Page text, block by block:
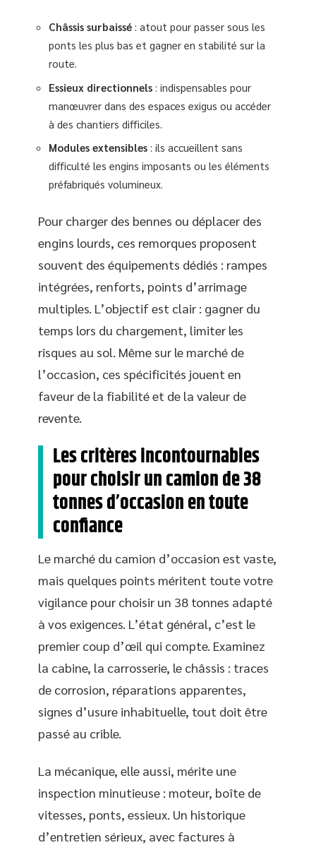
Châssis surbaissé : atout pour passer sous les
ponts les plus bas et gagner en stabilité sur la
route.
Essieux directionnels : indispensables pour
manœuvrer dans des espaces exigus ou accéder
à des chantiers difficiles.
Modules extensibles : ils accueillent sans
difficulté les engins imposants ou les éléments
préfabriqués volumineux.
Pour charger des bennes ou déplacer des
engins lourds, ces remorques proposent
souvent des équipements dédiés : rampes
intégrées, renforts, points d’arrimage
multiples. L’objectif est clair : gagner du
temps lors du chargement, limiter les
risques au sol. Même sur le marché de
l’occasion, ces spécificités jouent en
faveur de la fiabilité et de la valeur de
revente.
Les critères incontournables
pour choisir un camion de 38
tonnes d’occasion en toute
confiance
Le marché du camion d’occasion est vaste,
mais quelques points méritent toute votre
vigilance pour choisir un 38 tonnes adapté
à vos exigences. L’état général, c’est le
premier coup d’œil qui compte. Examinez
la cabine, la carrosserie, le châssis : traces
de corrosion, réparations apparentes,
signes d’usure inhabituelle, tout doit être
passé au crible.
La mécanique, elle aussi, mérite une
inspection minutieuse : moteur, boîte de
vitesses, ponts, essieux. Un historique
d’entretien sérieux, avec factures à